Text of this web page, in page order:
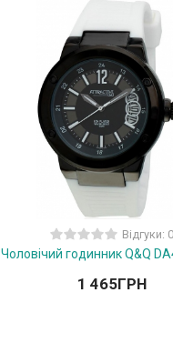
Відгуки: 0
Чоловічий годинник Q&Q
1 465ГРН